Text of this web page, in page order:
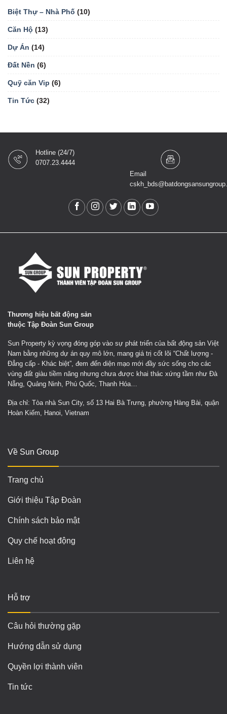
Biệt Thự – Nhà Phố (10)
Căn Hộ (13)
Dự Án (14)
Đất Nền (6)
Quỹ căn Vip (6)
Tin Tức (32)
Hotline (24/7)
0707.23.4444
Email
Thương hiệu bất động sản
thuộc Tập Đoàn Sun Group
Sun Property kỳ vọng đóng góp vào sự phát triển của bất động sản Việt
Nam bằng những dự án quy mô lớn, mang giá trị cốt lõi “Chất lượng -
Đẳng cấp - Khác biệt”, đem đến diện mạo mới đầy sức sống cho các
vùng đất giàu tiềm năng nhưng chưa được khai thác xứng tầm như Đà
Nẵng, Quảng Ninh, Phú Quốc, Thanh Hóa…
Địa chỉ: Tòa nhà Sun City, số 13 Hai Bà Trưng, phường Hàng Bài, quận
Hoàn Kiếm, Hanoi, Vietnam
Về Sun Group
Trang chủ
Giới thiệu Tập Đoàn
Chính sách bảo mật
Quy chế hoạt động
Liên hệ
Hỗ trợ
Câu hỏi thường gặp
Hướng dẫn sử dụng
Quyền lợi thành viên
Tin tức